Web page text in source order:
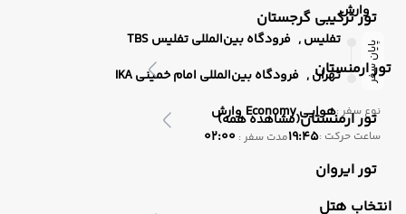
تور ترکیبی گرجستان
تور ارمنستان
تور ارمنستان(مشاهده همه)
تور ایروان
وارش
پایان سفر تفلیس , فرودگاه بین‌المللی تفلیس TBS
تهران , فرودگاه بین‌المللی امام خمینی IKA
نوع سفر :هواییEconomy وارش
ساعت حرکت :19:45مدت سفر : 02:00
انتخاب هتل